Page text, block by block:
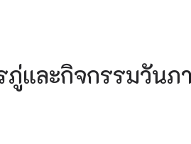
และกิจกรรมวันภ